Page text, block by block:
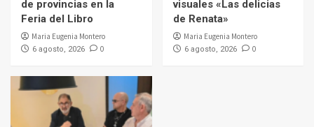
de provincias en la
Feria del Libro
Maria Eugenia Montero
6 agosto, 2026 0
visuales «Las delicias
de Renata»
Maria Eugenia Montero
6 agosto, 2026 0